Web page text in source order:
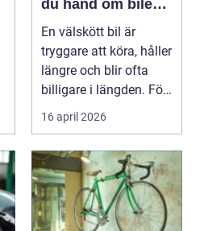
du hand om bilen
på ett smart sätt
En välskött bil är
tryggare att köra, håller
längre och blir ofta
billigare i längden. För
många bil...
16 april 2026